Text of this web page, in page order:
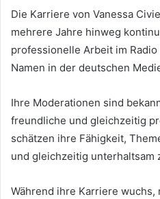
Die Karriere von Vanessa
mehrere Jahre hinweg
professionelle Arbeit im
Namen in der deutschen
Ihre Moderationen sind
freundliche und gleichzeitig
schätzen ihre Fähigkeit,
und gleichzeitig unterhaltsam
Während ihre Karriere wuchs,